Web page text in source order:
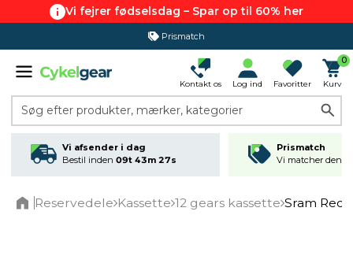
Vi fejrer fødselsdag – Spar op til 60% her
Prismatch
Kontakt os Log ind Favoritter
0
Kurv
Søg efter produkter, mærker, kategorier
Vi afsender i dag
Bestil inden 09t 43m 27s
Prismatch
Vi matcher den
Reservedele Kassette 12 gears kassette Sram Red